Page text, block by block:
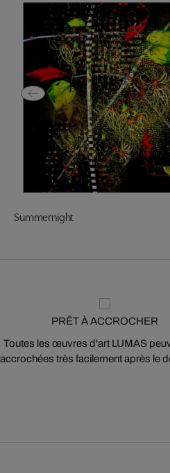
Summernight
PRÊT À ACCROCHER
Toutes les œuvres d'art LUMAS
accrochées très facilement après le